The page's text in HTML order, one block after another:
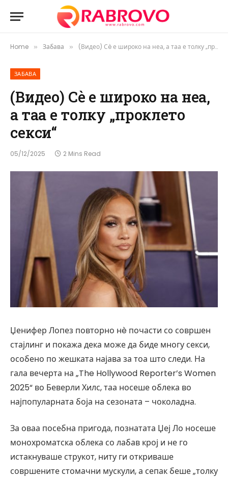
Home » Забава » (Видео) Сè е широко на неа, а таа е толку „проклето секси“
ЗАБАВА
(Видео) Сè е широко на неа,
а таа е толку „проклето
секси“
05/12/2025 2 Mins Read
Џенифер Лопез повторно нè почасти со совршен
стајлинг и покажа дека може да биде многу секси,
особено по жешката најава за тоа што следи. На
гала вечерта на „The Hollywood Reporter’s Women
2025“ во Беверли Хилс, таа носеше облека во
најпопуларната боја на сезоната – чоколадна.
За оваа посебна пригода, познатата Џеј Ло носеше
монохроматска облека со лабав крој и не го
истакнуваше струкот, ниту ги откриваше
совршените стомачни мускули, а сепак беше „толку